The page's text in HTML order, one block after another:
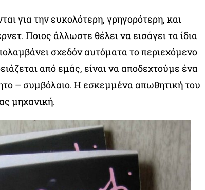
για την ευκολότερη, γρηγορότερη, και
Ποιος άλλωστε θέλει να εισάγει τα ίδια
σχεδόν αυτόματα το περιεχόμενο
από εμάς, είναι να αποδεχτούμε ένα
– συμβόλαιο. Η εσκεμμένα απωθητική του
μηχανική.